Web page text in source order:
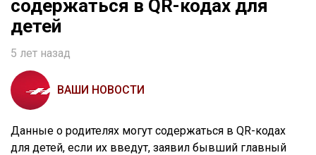
содержаться в QR-кодах для
детей
5 лет назад
ВАШИ НОВОСТИ
Данные о родителях могут содержаться в QR-кодах
для детей, если их введут, заявил бывший главный